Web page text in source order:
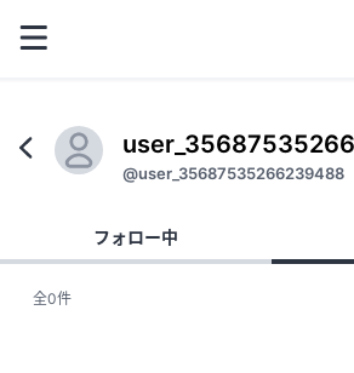
@user_35687535266239488
フォロー中
全0件